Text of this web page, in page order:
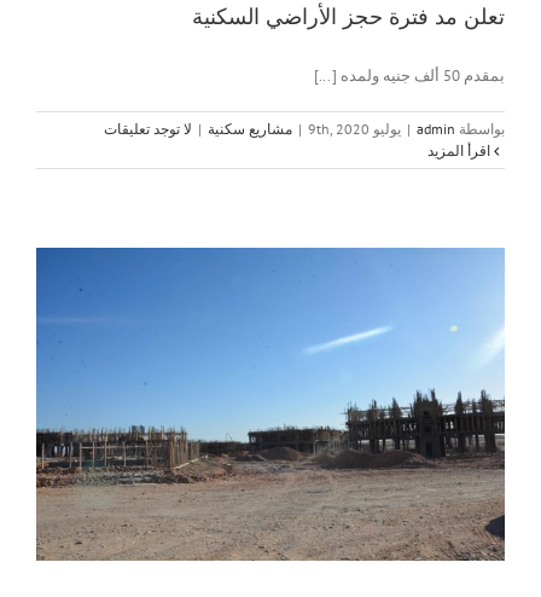
تعلن مد فترة حجز الأراضي السكنية
بمقدم 50 ألف جنيه ولمده [...]
بواسطة admin
| يوليو 9th, 2020 | مشاريع سكنية | لا توجد تعليقات